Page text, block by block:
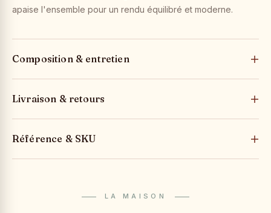
apaise l'ensemble pour un rendu équilibré et moderne.
Composition & entretien
Livraison & retours
Référence & SKU
LA MAISON